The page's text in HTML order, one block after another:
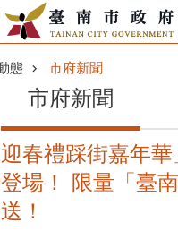
態 市府新聞
市府新聞
春禮踩街嘉年華
場！ 限量「臺
！